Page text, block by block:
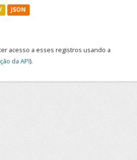
JSON
acesso a esses registros usando a
da API).